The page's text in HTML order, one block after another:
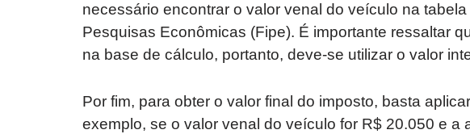
necessário encontrar o valor venal do veículo na
Pesquisas Econômicas (Fipe). É importante ressaltar
na base de cálculo, portanto, deve-se utilizar o valor
Por fim, para obter o valor final do imposto, basta
exemplo, se o valor venal do veículo for R$ 20.050 e a